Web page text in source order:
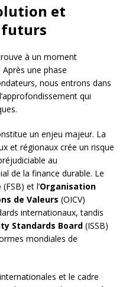
et
à un moment
une phase
nous entrons dans
qui
un enjeu majeur. La
et régionaux crée un risque
au
de la finance durable. Le
(FSB) et l’Organisation
de Valeurs (OICV)
internationaux, tandis
Standards Board (ISSB)
mondiales de
et le cadre